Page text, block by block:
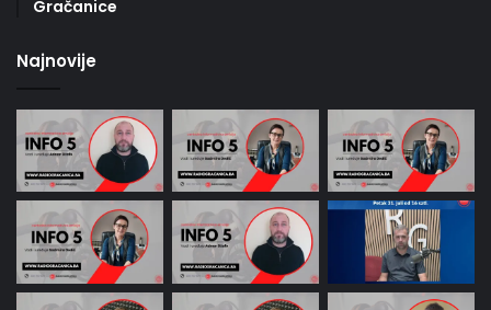
Gračanice
Najnovije